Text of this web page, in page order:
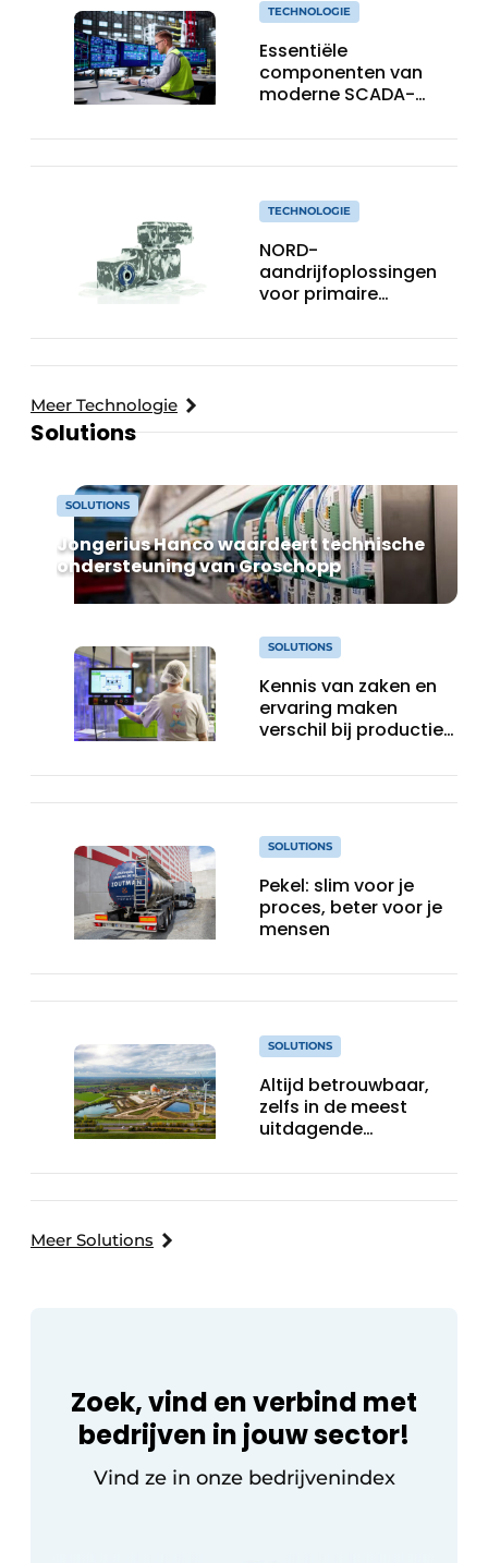
TECHNOLOGIE
Essentiële
componenten van
moderne SCADA-
TECHNOLOGIE
NORD-
aandrijfoplossingen
voor primaire
Meer Technologie
Solutions
SOLUTIONS
Jongerius Hanco waardeert technische
ondersteuning van Groschopp
SOLUTIONS
Kennis van zaken en
ervaring maken
verschil bij productie-
SOLUTIONS
Pekel: slim voor je
proces, beter voor je
mensen
SOLUTIONS
Altijd betrouwbaar,
zelfs in de meest
uitdagende
Meer Solutions
Zoek, vind en verbind met
bedrijven in jouw sector!
Vind ze in onze bedrijvenindex